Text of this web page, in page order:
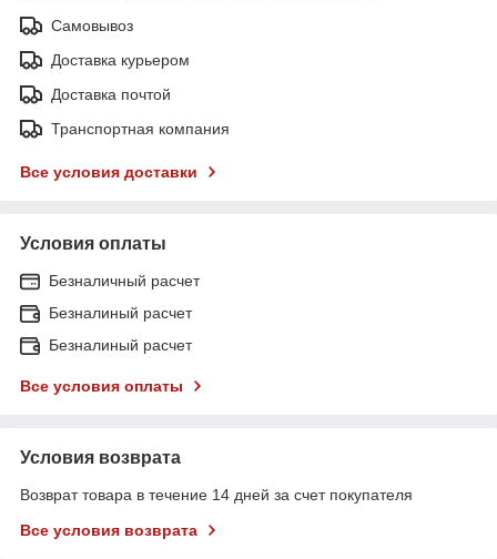
Самовывоз
Доставка курьером
Доставка почтой
Транспортная компания
Все условия доставки
Условия оплаты
Безналичный расчет
Безналиный расчет
Безналиный расчет
Все условия оплаты
Условия возврата
Возврат товара в течение 14 дней за счет покупателя
Все условия возврата